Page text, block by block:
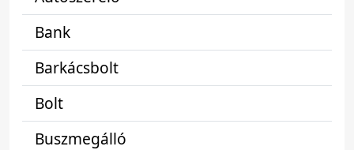
Bank
Barkácsbolt
Bolt
Buszmegálló